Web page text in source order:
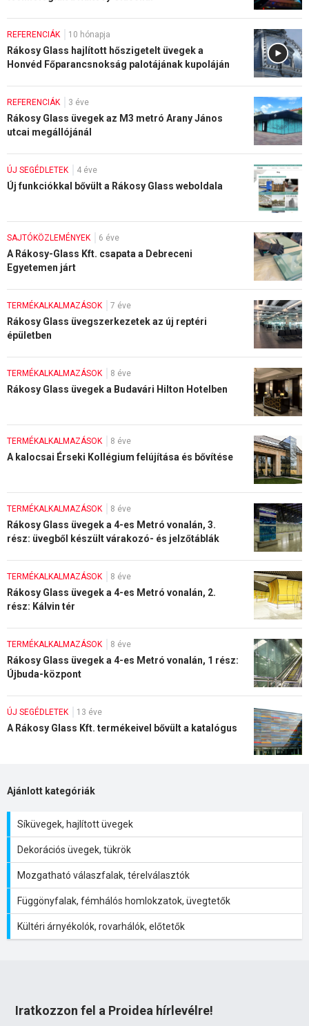
REFERENCIÁK 10 hónapja
Rákosy Glass hajlított hőszigetelt üvegek a
Honvéd Főparancsnokság palotájának kupoláján
REFERENCIÁK 3 éve
Rákosy Glass üvegek az M3 metró Arany János
utcai megállójánál
ÚJ SEGÉDLETEK 4 éve
Új funkciókkal bővült a Rákosy Glass weboldala
SAJTÓKÖZLEMÉNYEK 6 éve
A Rákosy-Glass Kft. csapata a Debreceni
Egyetemen járt
TERMÉKALKALMAZÁSOK 7 éve
Rákosy Glass üvegszerkezetek az új reptéri
épületben
TERMÉKALKALMAZÁSOK 8 éve
Rákosy Glass üvegek a Budavári Hilton Hotelben
TERMÉKALKALMAZÁSOK 8 éve
A kalocsai Érseki Kollégium felújítása és bővítése
TERMÉKALKALMAZÁSOK 8 éve
Rákosy Glass üvegek a 4-es Metró vonalán, 3.
rész: üvegből készült várakozó- és jelzőtáblák
TERMÉKALKALMAZÁSOK 8 éve
Rákosy Glass üvegek a 4-es Metró vonalán, 2.
rész: Kálvin tér
TERMÉKALKALMAZÁSOK 8 éve
Rákosy Glass üvegek a 4-es Metró vonalán, 1 rész:
Újbuda-központ
ÚJ SEGÉDLETEK 13 éve
A Rákosy Glass Kft. termékeivel bővült a katalógus
Ajánlott kategóriák
Síküvegek, hajlított üvegek
Dekorációs üvegek, tükrök
Mozgatható válaszfalak, térelválasztók
Függönyfalak, fémhálós homlokzatok, üvegtetők
Kültéri árnyékolók, rovarhálók, előtetők
Iratkozzon fel a Proidea hírlevélre!